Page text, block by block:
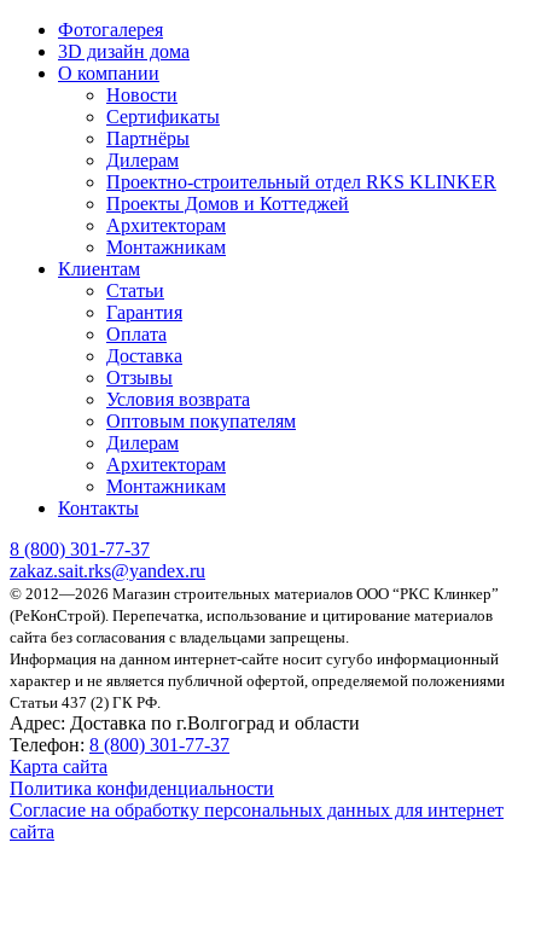
Фотогалерея
3D дизайн дома
О компании
Новости
Сертификаты
Партнёры
Дилерам
Проектно-строительный отдел RKS KLINKER
Проекты Домов и Коттеджей
Архитекторам
Монтажникам
Клиентам
Статьи
Гарантия
Оплата
Доставка
Отзывы
Условия возврата
Оптовым покупателям
Дилерам
Архитекторам
Монтажникам
Контакты
8 (800) 301-77-37
zakaz.sait.rks@yandex.ru
© 2012—2026 Магазин строительных материалов ООО “РКС Клинкер”
(РеКонСтрой). Перепечатка, использование и цитирование материалов
сайта без согласования с владельцами запрещены.
Информация на данном интернет-сайте носит сугубо информационный
характер и не является публичной офертой, определяемой положениями
Статьи 437 (2) ГК РФ.
Адрес: Доставка по г.Волгоград и области
Телефон: 8 (800) 301-77-37
Карта сайта
Политика конфиденциальности
Согласие на обработку персональных данных для интернет
сайта